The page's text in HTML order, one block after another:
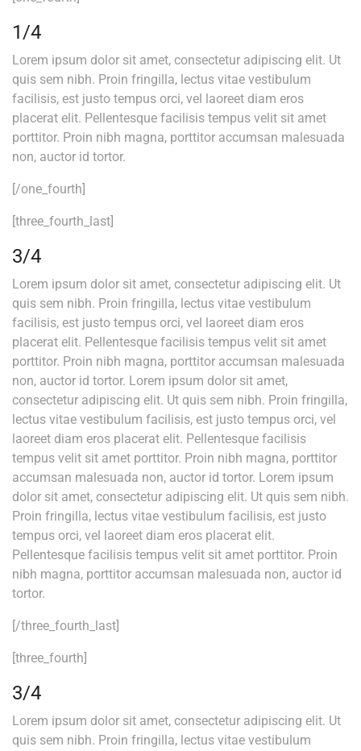
1/4
Lorem ipsum dolor sit amet, consectetur adipiscing elit. Ut
quis sem nibh. Proin fringilla, lectus vitae vestibulum
facilisis, est justo tempus orci, vel laoreet diam eros
placerat elit. Pellentesque facilisis tempus velit sit amet
porttitor. Proin nibh magna, porttitor accumsan malesuada
non, auctor id tortor.
[/one_fourth]
[three_fourth_last]
3/4
Lorem ipsum dolor sit amet, consectetur adipiscing elit. Ut
quis sem nibh. Proin fringilla, lectus vitae vestibulum
facilisis, est justo tempus orci, vel laoreet diam eros
placerat elit. Pellentesque facilisis tempus velit sit amet
porttitor. Proin nibh magna, porttitor accumsan malesuada
non, auctor id tortor. Lorem ipsum dolor sit amet,
consectetur adipiscing elit. Ut quis sem nibh. Proin fringilla,
lectus vitae vestibulum facilisis, est justo tempus orci, vel
laoreet diam eros placerat elit. Pellentesque facilisis
tempus velit sit amet porttitor. Proin nibh magna, porttitor
accumsan malesuada non, auctor id tortor. Lorem ipsum
dolor sit amet, consectetur adipiscing elit. Ut quis sem nibh.
Proin fringilla, lectus vitae vestibulum facilisis, est justo
tempus orci, vel laoreet diam eros placerat elit.
Pellentesque facilisis tempus velit sit amet porttitor. Proin
nibh magna, porttitor accumsan malesuada non, auctor id
tortor.
[/three_fourth_last]
[three_fourth]
3/4
Lorem ipsum dolor sit amet, consectetur adipiscing elit. Ut
quis sem nibh. Proin fringilla, lectus vitae vestibulum